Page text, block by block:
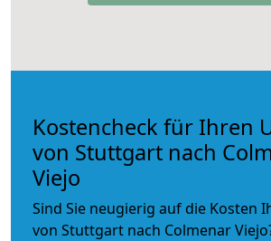
Kostencheck für Ihren
von Stuttgart nach
Viejo
Sind Sie neugierig auf die Kosten
von Stuttgart nach Colmenar